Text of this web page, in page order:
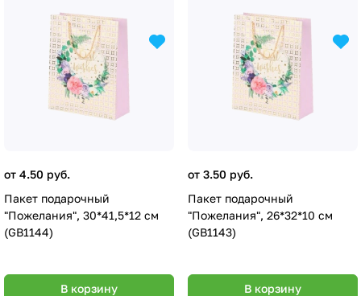
от 4.50 руб.
Пакет подарочный
"Пожелания", 30*41,5*12 см
(GB1144)
В корзину
от 3.50 руб.
Пакет подарочный
"Пожелания", 26*32*10 см
(GB1143)
В корзину